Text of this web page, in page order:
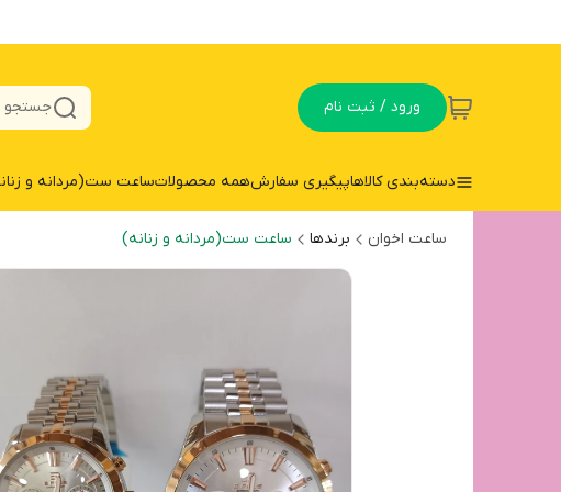
ورود / ثبت نام جستجو
دسته‌بندی کالاهاپیگیری سفارشهمه محصولاتساعت ست(مردانه و
ساعت اخوان برندها ساعت ست(مردانه و زنانه)